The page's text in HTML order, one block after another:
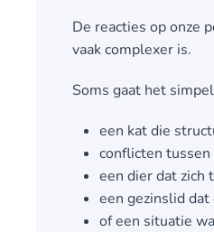
De reacties op onze
vaak complexer is.
Soms gaat het
een kat die
conflicten
een dier dat
een gezinslid
of een situatie